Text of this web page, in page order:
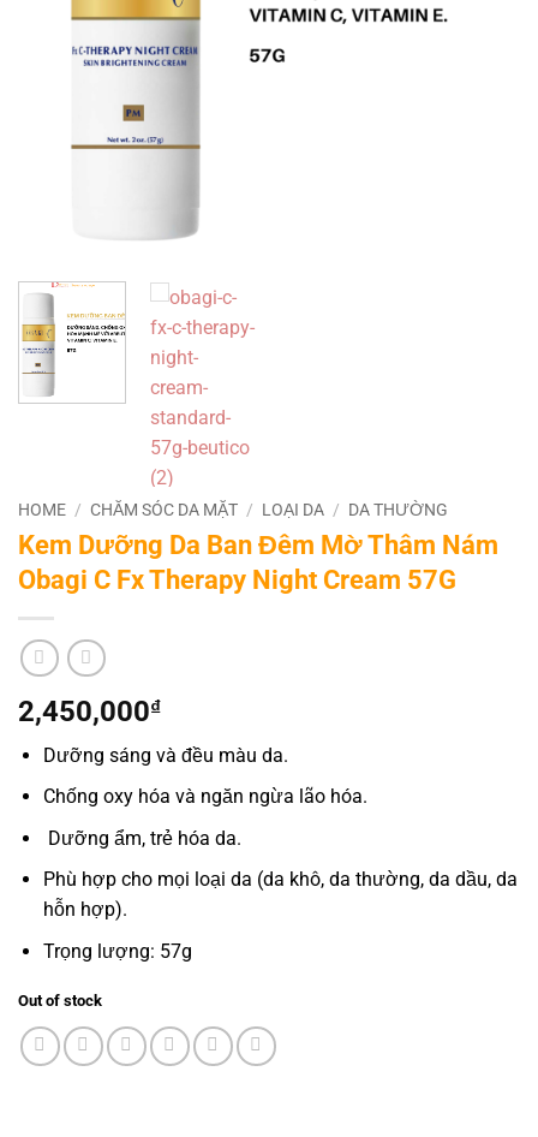
HOME / CHĂM SÓC DA MẶT / LOẠI DA / DA THƯỜNG
Kem Dưỡng Da Ban Đêm Mờ Thâm Nám
Obagi C Fx Therapy Night Cream 57G
2,450,000₫
Dưỡng sáng và đều màu da.
Chống oxy hóa và ngăn ngừa lão hóa.
Dưỡng ẩm, trẻ hóa da.
Phù hợp cho mọi loại da (da khô, da thường, da dầu, da
hỗn hợp).
Trọng lượng: 57g
Out of stock